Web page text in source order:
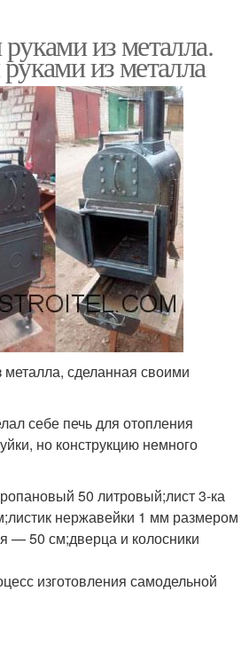
из металла.
из металла
сделанная своими
себе печь для отопления
но конструкцию немного
50 литровый;лист 3-ка
нержавейки 1 мм размером
— 50 см;дверца и колосники
изготовления самодельной